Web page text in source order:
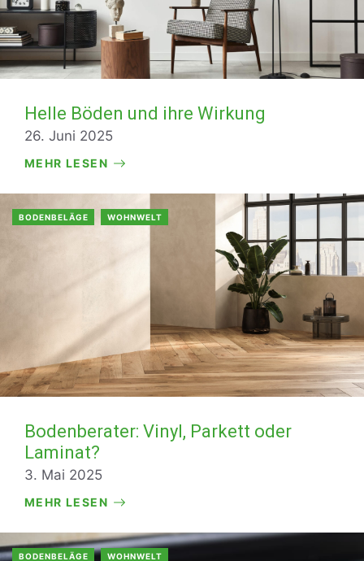
Helle Böden und ihre Wirkung
26. Juni 2025
MEHR LESEN
BODENBELÄGE WOHNWELT
Bodenberater: Vinyl, Parkett oder
Laminat?
3. Mai 2025
MEHR LESEN
BODENBELÄGE WOHNWELT